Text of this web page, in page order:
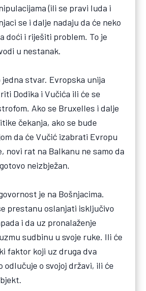
(ili se pravi luda i
se i dalje nadaju da će neko
doći i riješiti problem. To je
u nestanak.
jedna stvar. Evropska unija
Dodika i Vučića ili će se
Ako se Bruxelles i dalje
čekanja, ako se bude
da će Vučić izabrati Evropu
novi rat na Balkanu ne samo da
neizbježan.
je na Bošnjacima.
prestanu oslanjati isključivo
i da uz pronalaženje
sudbinu u svoje ruke. Ili će
faktor koji uz druga dva
odlučuje o svojoj državi, ili će